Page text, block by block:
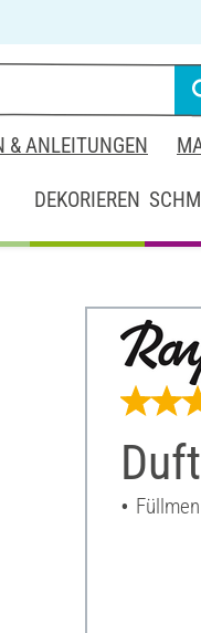
& ANLEITUNGEN
DEKORIEREN